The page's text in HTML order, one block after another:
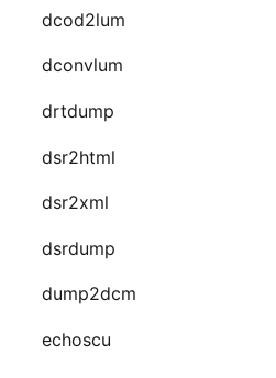
dcod2lum
dconvlum
drtdump
dsr2html
dsr2xml
dsrdump
dump2dcm
echoscu